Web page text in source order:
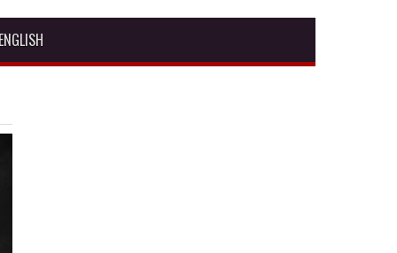
ENGLISH